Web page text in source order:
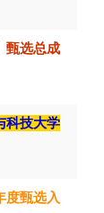
甄选总成
科技大学
度甄选入